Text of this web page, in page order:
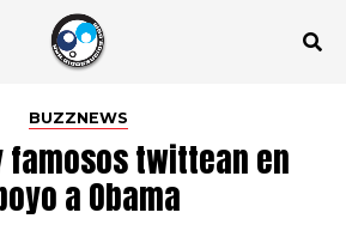
BUZZNEWS
famosos twittean en
a Obama